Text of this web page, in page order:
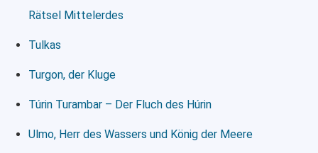
Rätsel Mittelerdes
Tulkas
Turgon, der Kluge
Túrin Turambar – Der Fluch des Húrin
Ulmo, Herr des Wassers und König der Meere